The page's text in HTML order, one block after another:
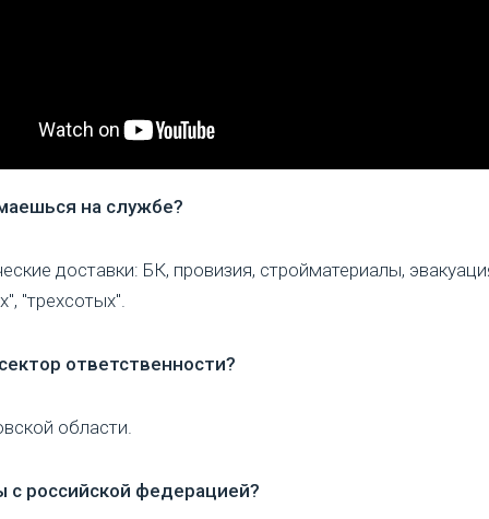
на службе?
доставки: БК, провизия, стройматериалы,
"трехсотых".
ответственности?
области.
с российской федерацией?